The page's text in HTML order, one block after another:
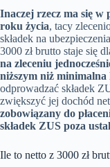
Inaczej rzecz ma się
roku życia, tacy
składek na
3000 zł brutto staje się
na zleceniu
niższym niż minimalna
odprowadzać składek
zwiększyć jej dochód
zobowiązany do
składek ZUS poza
Ile to netto z 3000 zł